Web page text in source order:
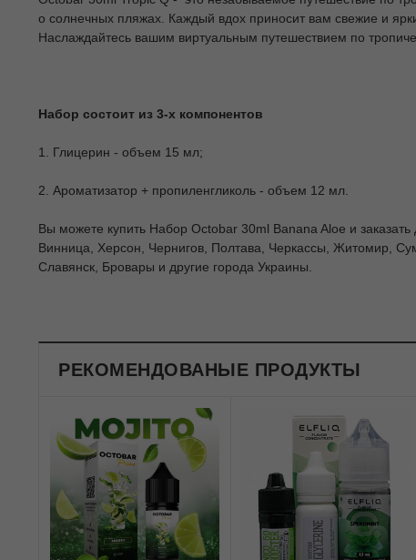
о солнечных пляжах. Каждый вдох приносит вам свежие и
Наслаждайтесь вашим виртуальным путешествием по
Набор состоит из 3-х компонентов
1. Глицерин - объем 15 мл;
2. Ароматизатор + пропиленгликоль - объем 12 мл.
Вы можете купить Набор Octobar 30ml Banana Aloe и
Винница, Херсон, Чернигов, Полтава, Черкассы, Житомир,
Славянск, Бровары и другие города Украины.
РЕКОМЕНДОВАНЫЕ ПРОДУКТЫ